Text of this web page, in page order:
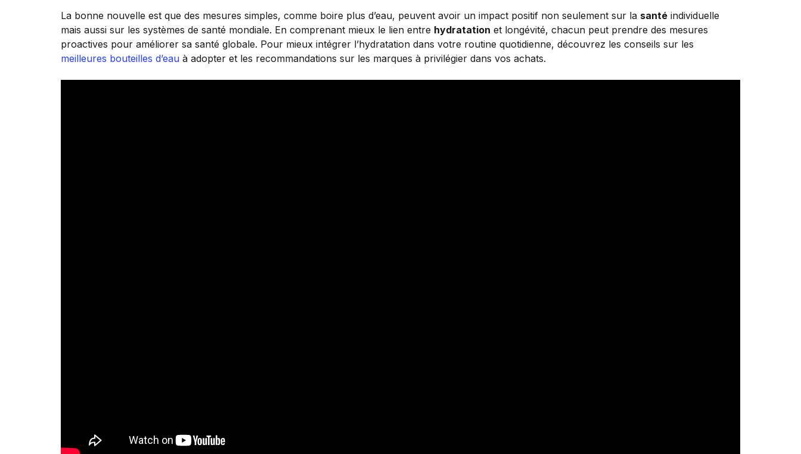
La bonne nouvelle est que des mesures simples, comme boire plus d’eau, peuvent avoir un impact positif non seulement sur la santé individuelle
mais aussi sur les systèmes de santé mondiale. En comprenant mieux le lien entre hydratation et longévité, chacun peut prendre des mesures
proactives pour améliorer sa santé globale. Pour mieux intégrer l’hydratation dans votre routine quotidienne, découvrez les conseils sur les
meilleures bouteilles d’eau à adopter et les recommandations sur les marques à privilégier dans vos achats.